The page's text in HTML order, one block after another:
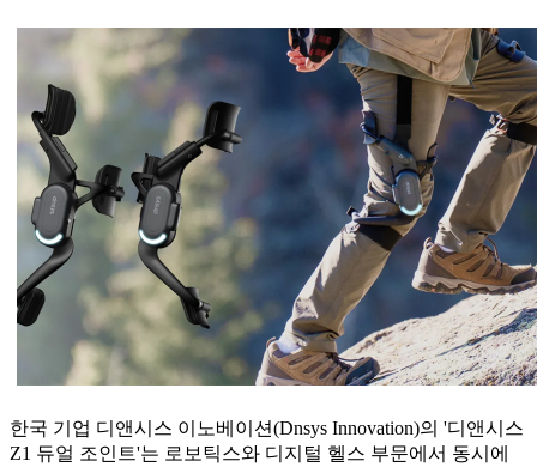
한국 기업 디앤시스 이노베이션(Dnsys Innovation)의 '디앤시스
Z1 듀얼 조인트'는 로보틱스와 디지털 헬스 부문에서 동시에